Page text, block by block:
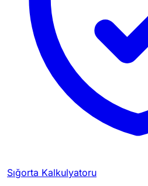
Sığorta Kalkulyatoru